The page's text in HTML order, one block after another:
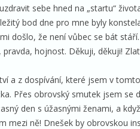
sebe hned na „startu“
bod dne pro mne byly
došlo, že není vůbec se bát
hojnost. Děkuji, děkuji!
a z dospívání, které jsem v
Přes obrovský smutek jsem se
den s úžasnými ženami, a
mezi ně! Dnešek by obrovskou